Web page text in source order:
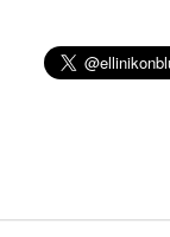
PukiWiki 18
の出来事 160